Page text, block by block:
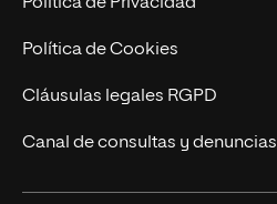
Cursos Universitarios
Actualidad
UNIR Revista
Eventos
Política de Cookies
Cláusulas legales RGPD
Canal de consultas y denuncias